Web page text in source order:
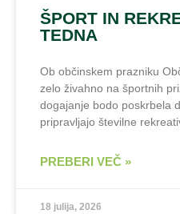
ŠPORT IN
TEDNA
Ob občinskem prazniku
zelo živahno na športnih
dogajanje bodo poskrbela
pripravljajo številne
PREBERI VEČ »
18 julija, 2026